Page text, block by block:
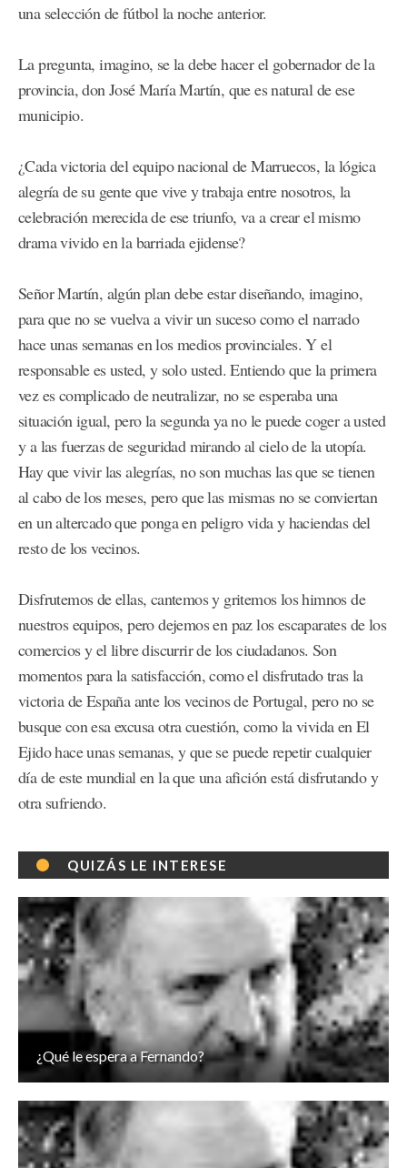
una selección de fútbol la noche anterior.
La pregunta, imagino, se la debe hacer el gobernador de la
provincia, don José María Martín, que es natural de ese
municipio.
¿Cada victoria del equipo nacional de Marruecos, la lógica
alegría de su gente que vive y trabaja entre nosotros, la
celebración merecida de ese triunfo, va a crear el mismo
drama vivido en la barriada ejidense?
Señor Martín, algún plan debe estar diseñando, imagino,
para que no se vuelva a vivir un suceso como el narrado
hace unas semanas en los medios provinciales. Y el
responsable es usted, y solo usted. Entiendo que la primera
vez es complicado de neutralizar, no se esperaba una
situación igual, pero la segunda ya no le puede coger a usted
y a las fuerzas de seguridad mirando al cielo de la utopía.
Hay que vivir las alegrías, no son muchas las que se tienen
al cabo de los meses, pero que las mismas no se conviertan
en un altercado que ponga en peligro vida y haciendas del
resto de los vecinos.
Disfrutemos de ellas, cantemos y gritemos los himnos de
nuestros equipos, pero dejemos en paz los escaparates de los
comercios y el libre discurrir de los ciudadanos. Son
momentos para la satisfacción, como el disfrutado tras la
victoria de España ante los vecinos de Portugal, pero no se
busque con esa excusa otra cuestión, como la vivida en El
Ejido hace unas semanas, y que se puede repetir cualquier
día de este mundial en la que una afición está disfrutando y
otra sufriendo.
QUIZÁS LE INTERESE
¿Qué le espera a Fernando?